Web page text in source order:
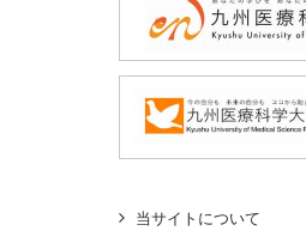
当サイトについて